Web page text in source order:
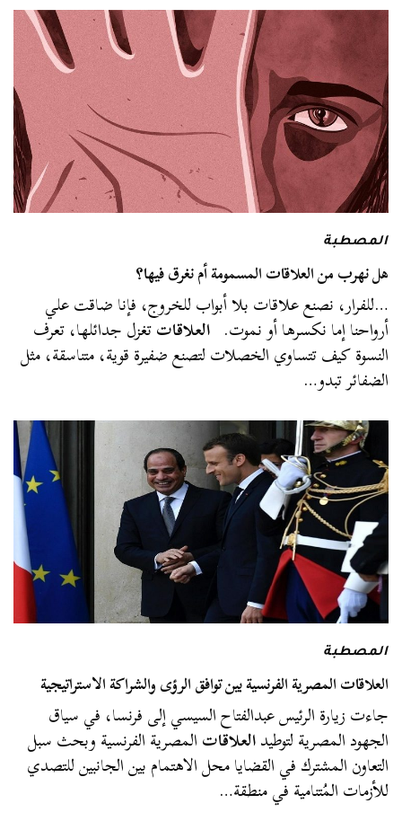
المصطبة
هل نهرب من العلاقات المسمومة أم نغرق فيها؟
…للفرار، نصنع علاقات بلا أبواب للخروج، فإنا ضاقت علي
أرواحنا إما نكسرها أو نموت.العلاقاتتغزل جدائلها، تعرف
النسوة كيف تتساوي الخصلات لتصنع ضفيرة قوية، متناسقة، مثل
الضفائر تبدو…
المصطبة
العلاقات المصرية الفرنسية بين توافق الرؤى والشراكة الاستراتيجية
جاءت زيارة الرئيس عبدالفتاح السيسي إلى فرنسا، في سياق
الجهود المصرية لتوطيدالعلاقاتالمصرية الفرنسية وبحث سبل
التعاون المشترك في القضايا محل الاهتمام بين الجانبين للتصدي
للأزمات المُتنامية في منطقة…